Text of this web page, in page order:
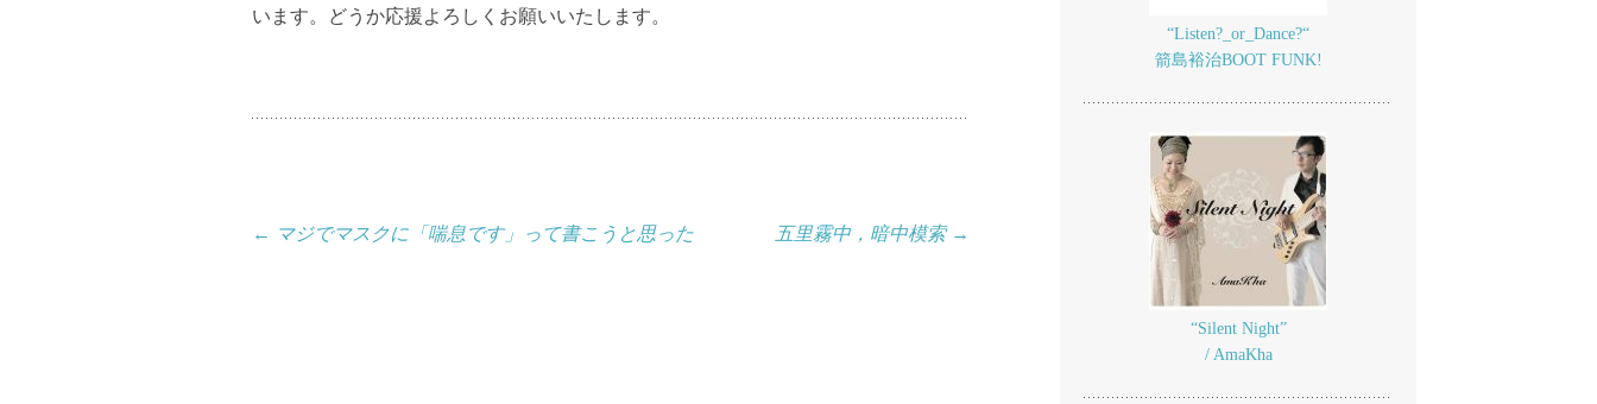
います。
どうか応援よろしくお願いいたします。
← マジでマスクに「喘息です」って書こうと思った 五里霧中，暗中模索 →
“Listen?_or_Dance?“
箭島裕治BOOT FUNK!
“Silent Night”
/ AmaKha